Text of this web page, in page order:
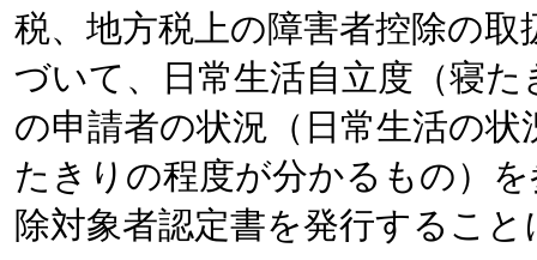
税、地方税上の障害者控除の
づいて、日常生活自立度（寝
の申請者の状況（日常生活の
たきりの程度が分かるもの）
除対象者認定書を発行するこ